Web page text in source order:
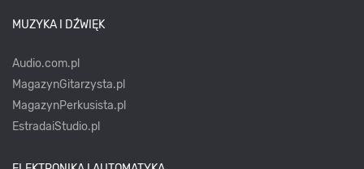
MUZYKA I DŹWIĘK
Audio.com.pl
MagazynGitarzysta.pl
MagazynPerkusista.pl
EstradaiStudio.pl